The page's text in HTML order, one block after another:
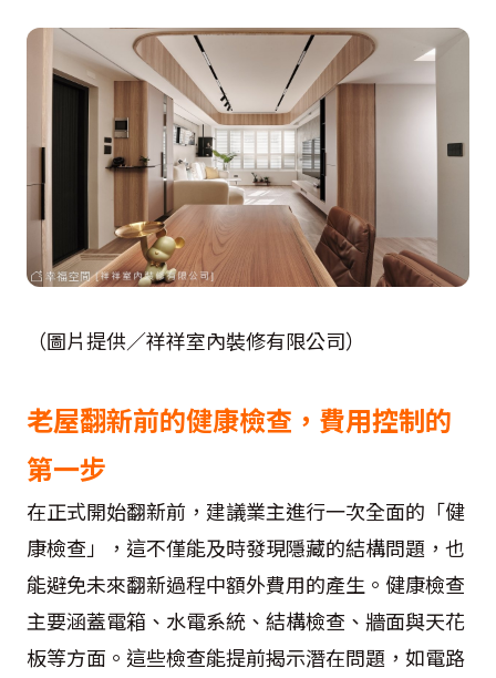
（圖片提供／祥祥室內裝修有限公司）
老屋翻新前的健康檢查，費用控制的
第一步
在正式開始翻新前，建議業主進行一次全面的「健
康檢查」，這不僅能及時發現隱藏的結構問題，也
能避免未來翻新過程中額外費用的產生。健康檢查
主要涵蓋電箱、水電系統、結構檢查、牆面與天花
板等方面。這些檢查能提前揭示潛在問題，如電路